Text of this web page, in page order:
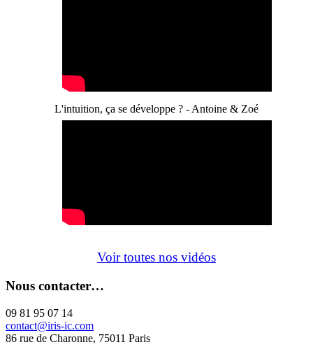
L'intuition, ça se développe ? - Antoine & Zoé
Voir toutes nos vidéos
Nous contacter…
09 81 95 07 14
contact@iris-ic.com
86 rue de Charonne, 75011 Paris